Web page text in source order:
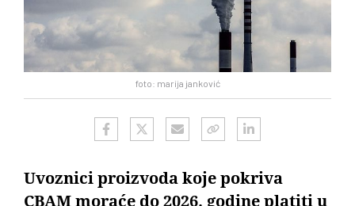
foto: marija janković
Uvoznici proizvoda koje pokriva
CBAM moraće do 2026. godine platiti u